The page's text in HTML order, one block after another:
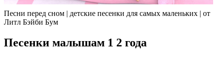
Песни перед сном | детские песенки для самых маленьких | от
Литл Бэйби Бум
Песенки малышам 1 2 года